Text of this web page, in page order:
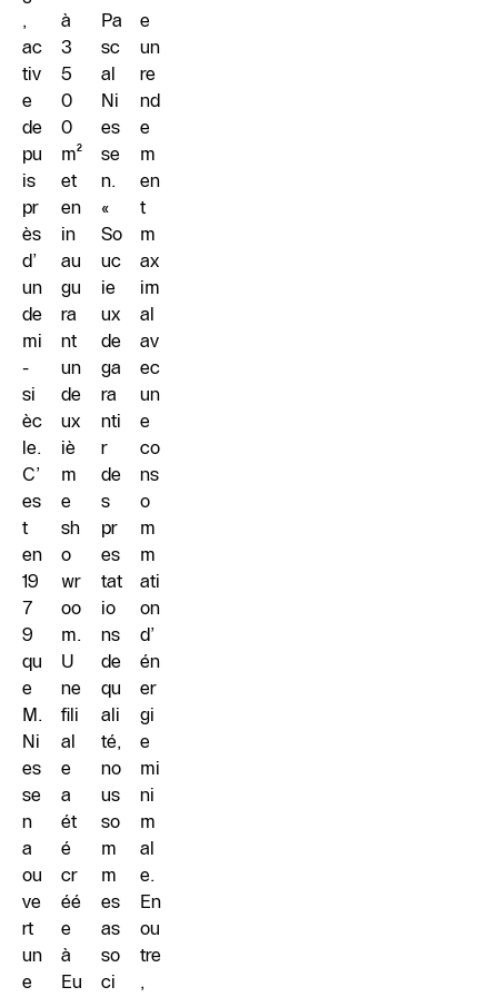
,
ac
tiv
e
de
pu
is
pr
ès
d’
un
de
mi
-
si
èc
le.
C’
es
t
en
19
7
9
qu
e
M.
Ni
es
se
n
a
ou
ve
rt
un
e
à
3
5
0
0
m²
et
en
in
au
gu
ra
nt
un
de
ux
iè
m
e
sh
o
wr
oo
m.
U
ne
fili
al
e
a
ét
é
cr
éé
e
à
Eu
Pa
sc
al
Ni
es
se
n.
«
So
uc
ie
ux
de
ga
ra
nti
r
de
s
pr
es
tat
io
ns
de
qu
ali
té,
no
us
so
m
m
es
as
so
ci
e
un
re
nd
e
m
en
t
m
ax
im
al
av
ec
un
e
co
ns
o
m
m
ati
on
d’
én
er
gi
e
mi
ni
m
al
e.
En
ou
tre
,